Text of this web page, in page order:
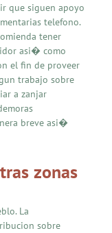
que siguen apoyo
telefono.
tener
asi� como
el fin de proveer
trabajo sobre
a zanjar
breve asi�
zonas
La
sobre